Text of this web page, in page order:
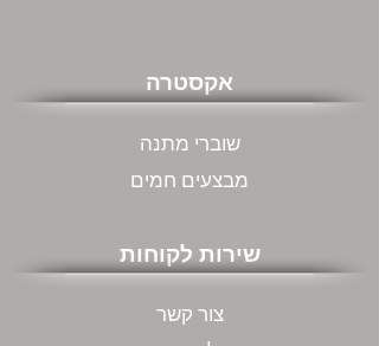
אקסטרה
שוברי מתנה
מבצעים חמים
שירות לקוחות
צור קשר